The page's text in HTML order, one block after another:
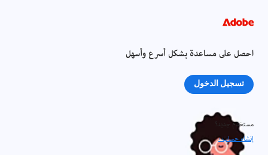
احصل على مساعدة بشكل أسرع وأسهل
تسجيل الدخول
مستخدم جديد؟
إنشاء حساب ›